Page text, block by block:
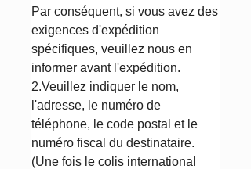
Par conséquent, si vous avez des
exigences d'expédition
spécifiques, veuillez nous en
informer avant l'expédition.
2.Veuillez indiquer le nom,
l'adresse, le numéro de
téléphone, le code postal et le
numéro fiscal du destinataire.
(Une fois le colis international